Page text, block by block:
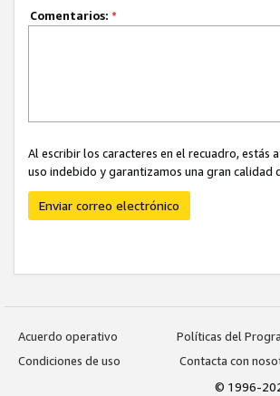
Comentarios: *
Al escribir los caracteres en el recuadro,
uso indebido y garantizamos una gran calidad
Enviar correo electrónico
Acuerdo operativo
Políticas del
Condiciones de uso
Contacta con
© 1996-